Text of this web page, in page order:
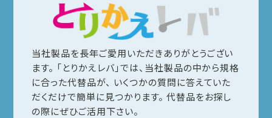
当社製品を長年ご愛用いただきありがとうござい
ます。 「とりかえレバ」では、当社製品の中から規格
に合った代替品が、 いくつかの質問に答えていた
だくだけで簡単に見つかります。 代替品をお探し
の際にぜひご活用下さい。
キーレックス
【MIWA】RA交換商品
KEYLEXアプリ用サービスシート
わんにゃんシリーズ
わんにゃんレバーハンドル
わんにゃんフック